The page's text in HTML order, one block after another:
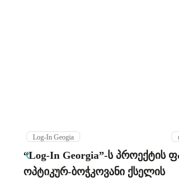
Log-In Geogia
“Log-In Georgia”-ს პროექტის
ოპტიკურ-ბოჭკოვანი ქსელის